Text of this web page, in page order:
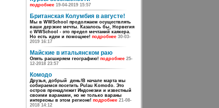
подробнее 19-04-2019 15:57
Британская Колумбия в августе!
Мы в WWSchool продолжаем осуществлять
ваши дерзкие мечты. Казалось бы, Норвегия
с WWSchool - это предел мечтаний каякера.
Но есть идеи и помощнее!подробнее 30-03-
2019 16:17
Майские в итальянском раю
Опять расширяем географию!подробнее 25-
12-2018 23:57
Комодо
Друзья, добрый день!В начале марта мы
собираемся посетить Pulau Komodo. Это
остров пренадлежит Индонезии и известный
своими варанами, но не только вараны
интересны в этом регионе!подробнее 21-08-
2018 14:12